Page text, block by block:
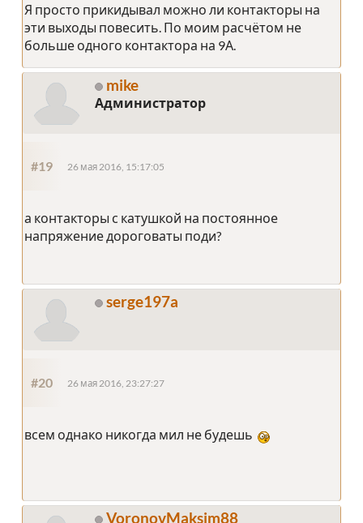
Я просто прикидывал можно ли контакторы на
эти выходы повесить. По моим расчётом не
больше одного контактора на 9А.
mike
Администратор
#19 26 мая 2016, 15:17:05
а контакторы с катушкой на постоянное
напряжение дороговаты поди?
serge197a
#20 26 мая 2016, 23:27:27
всем однако никогда мил не будешь
VoronovMaksim88